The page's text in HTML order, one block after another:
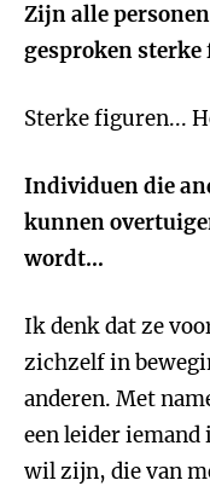
Zijn alle
gesproken sterke
Sterke figuren...
Individuen die
kunnen
wordt…
Ik denk dat ze
zichzelf in
anderen. Met
een leider
wil zijn, die van